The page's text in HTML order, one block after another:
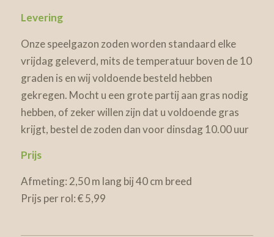
Levering
Onze speelgazon zoden worden standaard elke
vrijdag geleverd, mits de temperatuur boven de 10
graden is en wij voldoende besteld hebben
gekregen. Mocht u een grote partij aan gras nodig
hebben, of zeker willen zijn dat u voldoende gras
krijgt, bestel de zoden dan voor dinsdag 10.00 uur
Prijs
Afmeting: 2,50 m lang bij 40 cm breed
Prijs per rol: € 5,99